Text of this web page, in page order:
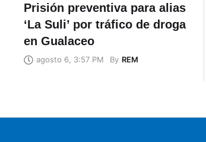
Prisión preventiva para alias
‘La Suli’ por tráfico de droga
en Gualaceo
agosto 6, 3:57 PM By REM